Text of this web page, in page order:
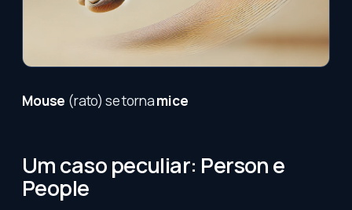
Mouse (rato) se tornamice
Um caso peculiar: Person e
People